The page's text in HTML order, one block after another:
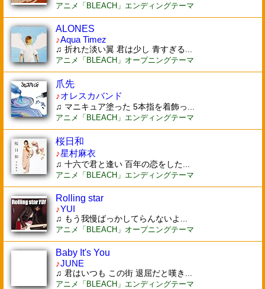
アニメ「BLEACH」エンディングテーマ
ALONES
♪Aqua Timez
♫ 折れた淡い翼 君は少し 青すぎる...
アニメ「BLEACH」オープニングテーマ
爪先
♪オレスカバンド
♫ マニキュア塗った 5本指を着飾っ...
アニメ「BLEACH」エンディングテーマ
桜日和
♪星村麻衣
♫ 十六で君と逢い 百年の恋をした...
アニメ「BLEACH」エンディングテーマ
Rolling star
♪YUI
♫ もう我慢ばっかしてらんないよ...
アニメ「BLEACH」オープニングテーマ
Baby It's You
♪JUNE
♫ 君はいつも この街 退屈だと嘆き...
アニメ「BLEACH」エンディングテーマ